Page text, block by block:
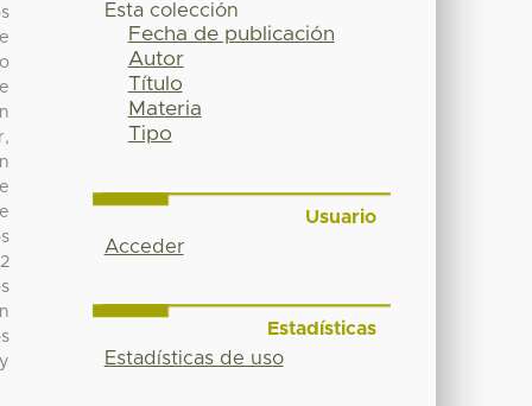
Esta colección
Fecha de publicación
Autor
Título
Materia
Tipo
Usuario
Acceder
Estadísticas
Estadísticas de uso